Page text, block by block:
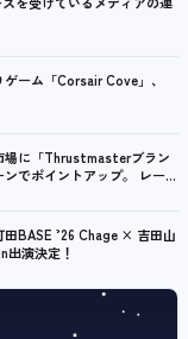
ーム「Corsair Cove」、
場に「Thrustmasterブラン
でポイントアップ。 レーシ
中心に、幅広くラインナッ
田BASE ’26 Chage × 吉田山
演決定！